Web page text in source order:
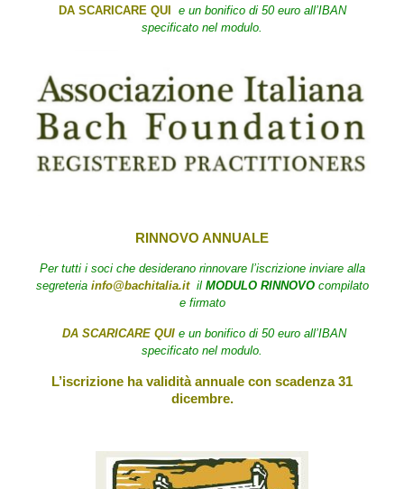
DA SCARICARE QUI
e un bonifico di 50 euro all’IBAN
specificato nel modulo.
RINNOVO ANNUALE
Per tutti i soci che desiderano rinnovare l’iscrizione inviare alla
segreteria info@bachitalia.it il MODULO RINNOVO compilato
e firmato
DA SCARICARE QUI e un bonifico di 50 euro all’IBAN
specificato nel modulo.
L’iscrizione ha validità annuale con scadenza 31
dicembre.